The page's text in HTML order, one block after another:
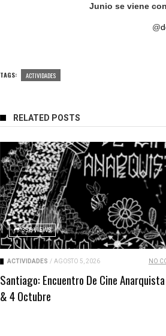
Junio se viene
@
TAGS: ACTIVIDADES
RELATED POSTS
336 VIEWS
ACTIVIDADES / AGOSTO 5, 2026 NO
Santiago: Encuentro De Cine
& 4 Octubre